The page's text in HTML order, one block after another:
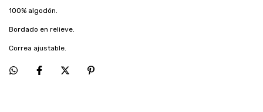
100% algodón.
Bordado en relieve.
Correa ajustable.